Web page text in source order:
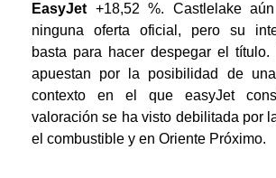
EasyJet +18,52 %. Castlelake
ninguna oferta oficial, pero su
basta para hacer despegar el título.
apuestan por la posibilidad de
contexto en el que easyJet
valoración se ha visto debilitada por
el combustible y en Oriente Próximo.